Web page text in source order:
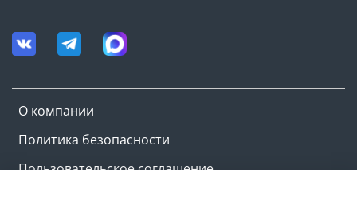
О компании
Политика безопасности
Пользовательское соглашение